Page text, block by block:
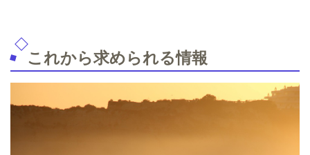
これから求められる情報